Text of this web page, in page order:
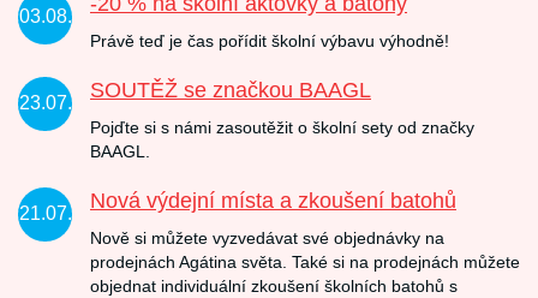
03.08.
Právě teď je čas pořídit školní výbavu výhodně!
23.07.
SOUTĚŽ se značkou BAAGL
Pojďte si s námi zasoutěžit o školní sety od značky
BAAGL.
21.07.
Nová výdejní místa a zkoušení batohů
Nově si můžete vyzvedávat své objednávky na
prodejnách Agátina světa. Také si na prodejnách můžete
objednat individuální zkoušení školních batohů s